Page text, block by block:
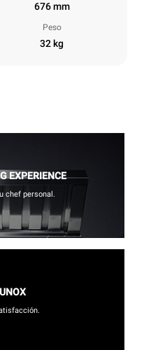
676 mm
Peso
32 kg
EXPERIENCE
chef personal.